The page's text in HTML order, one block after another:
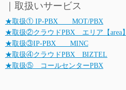
｜取扱いサービス
★取扱① IP-PBX MOT/PBX
★取扱②クラウドPBX エリア【area】
★取扱③IP-PBX MINC
★取扱④クラウドPBX BIZTEL
★取扱⑤ コールセンターPBX